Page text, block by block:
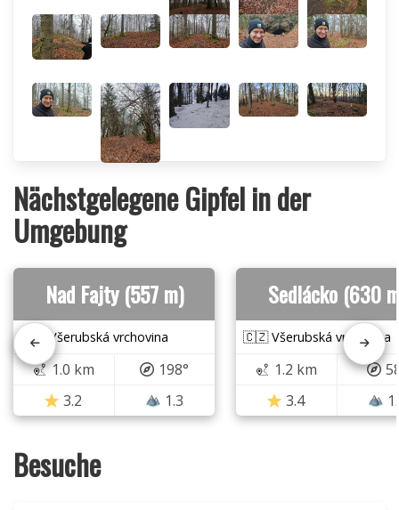
Nächstgelegene Gipfel in der
Umgebung
Nad Fajty (557 m)
🇨🇿 Všerubská vrchovina
1.0 km
198°
3.2
1.3
Sedlácko (630
🇨🇿 Všerubská vrchovina
1.2 km
3.4
Besuche